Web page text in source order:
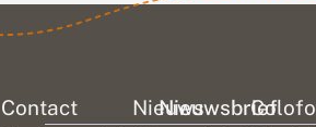
Contact
Nieuws
Nieuwsbrief